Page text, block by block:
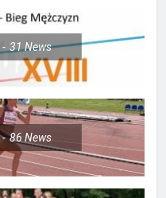
31News
86News